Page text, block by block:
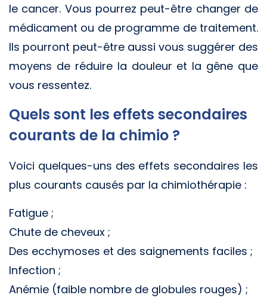
le cancer. Vous pourrez peut-être changer de
médicament ou de programme de traitement.
Ils pourront peut-être aussi vous suggérer des
moyens de réduire la douleur et la gêne que
vous ressentez.
Quels sont les effets secondaires
courants de la chimio ?
Voici quelques-uns des effets secondaires les
plus courants causés par la chimiothérapie :
Fatigue ;
Chute de cheveux ;
Des ecchymoses et des saignements faciles ;
Infection ;
Anémie (faible nombre de globules rouges) ;